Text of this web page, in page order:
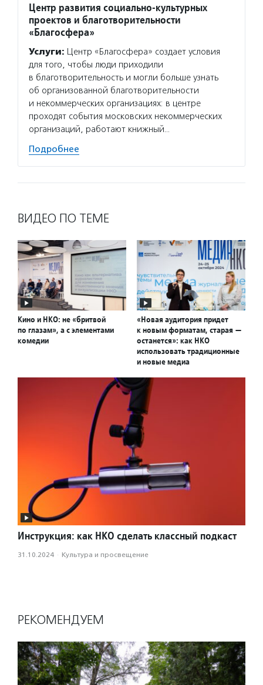
Центр развития социально-культурных
проектов и благотворительности
«Благосфера»
Услуги: Центр «Благосфера» создает условия
для того, чтобы люди приходили
в благотворительность и могли больше узнать
об организованной благотворительности
и некоммерческих организациях: в центре
проходят события московских некоммерческих
организаций, работают книжный…
Подробнее
ВИДЕО ПО ТЕМЕ
Кино и НКО: не «бритвой
по глазам», а с элементами
комедии
«Новая аудитория придет
к новым форматам, старая —
останется»: как НКО
использовать традиционные
и новые медиа
Инструкция: как НКО сделать классный подкаст
31.10.2024 · Культура и просвещение
РЕКОМЕНДУЕМ